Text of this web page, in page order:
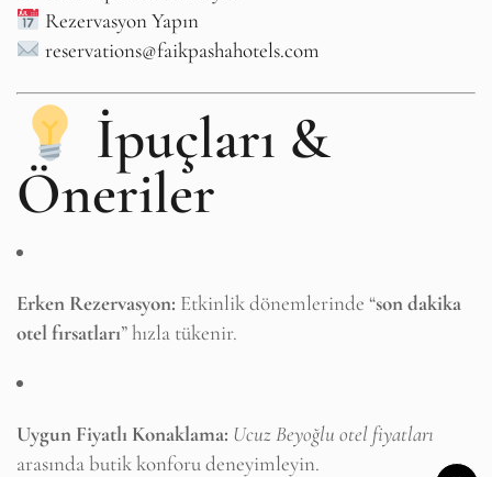
Rezervasyon Yapın
reservations@faikpashahotels.com
İpuçları &
Öneriler
Erken Rezervasyon: Etkinlik dönemlerinde “son dakika
otel fırsatları” hızla tükenir.
Uygun Fiyatlı Konaklama: Ucuz Beyoğlu otel fiyatları
arasında butik konforu deneyimleyin.